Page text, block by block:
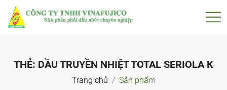
THẺ: DẦU TRUYỀN NHIỆT TOTAL SERIOLA K
Trang chủ Sản phẩm